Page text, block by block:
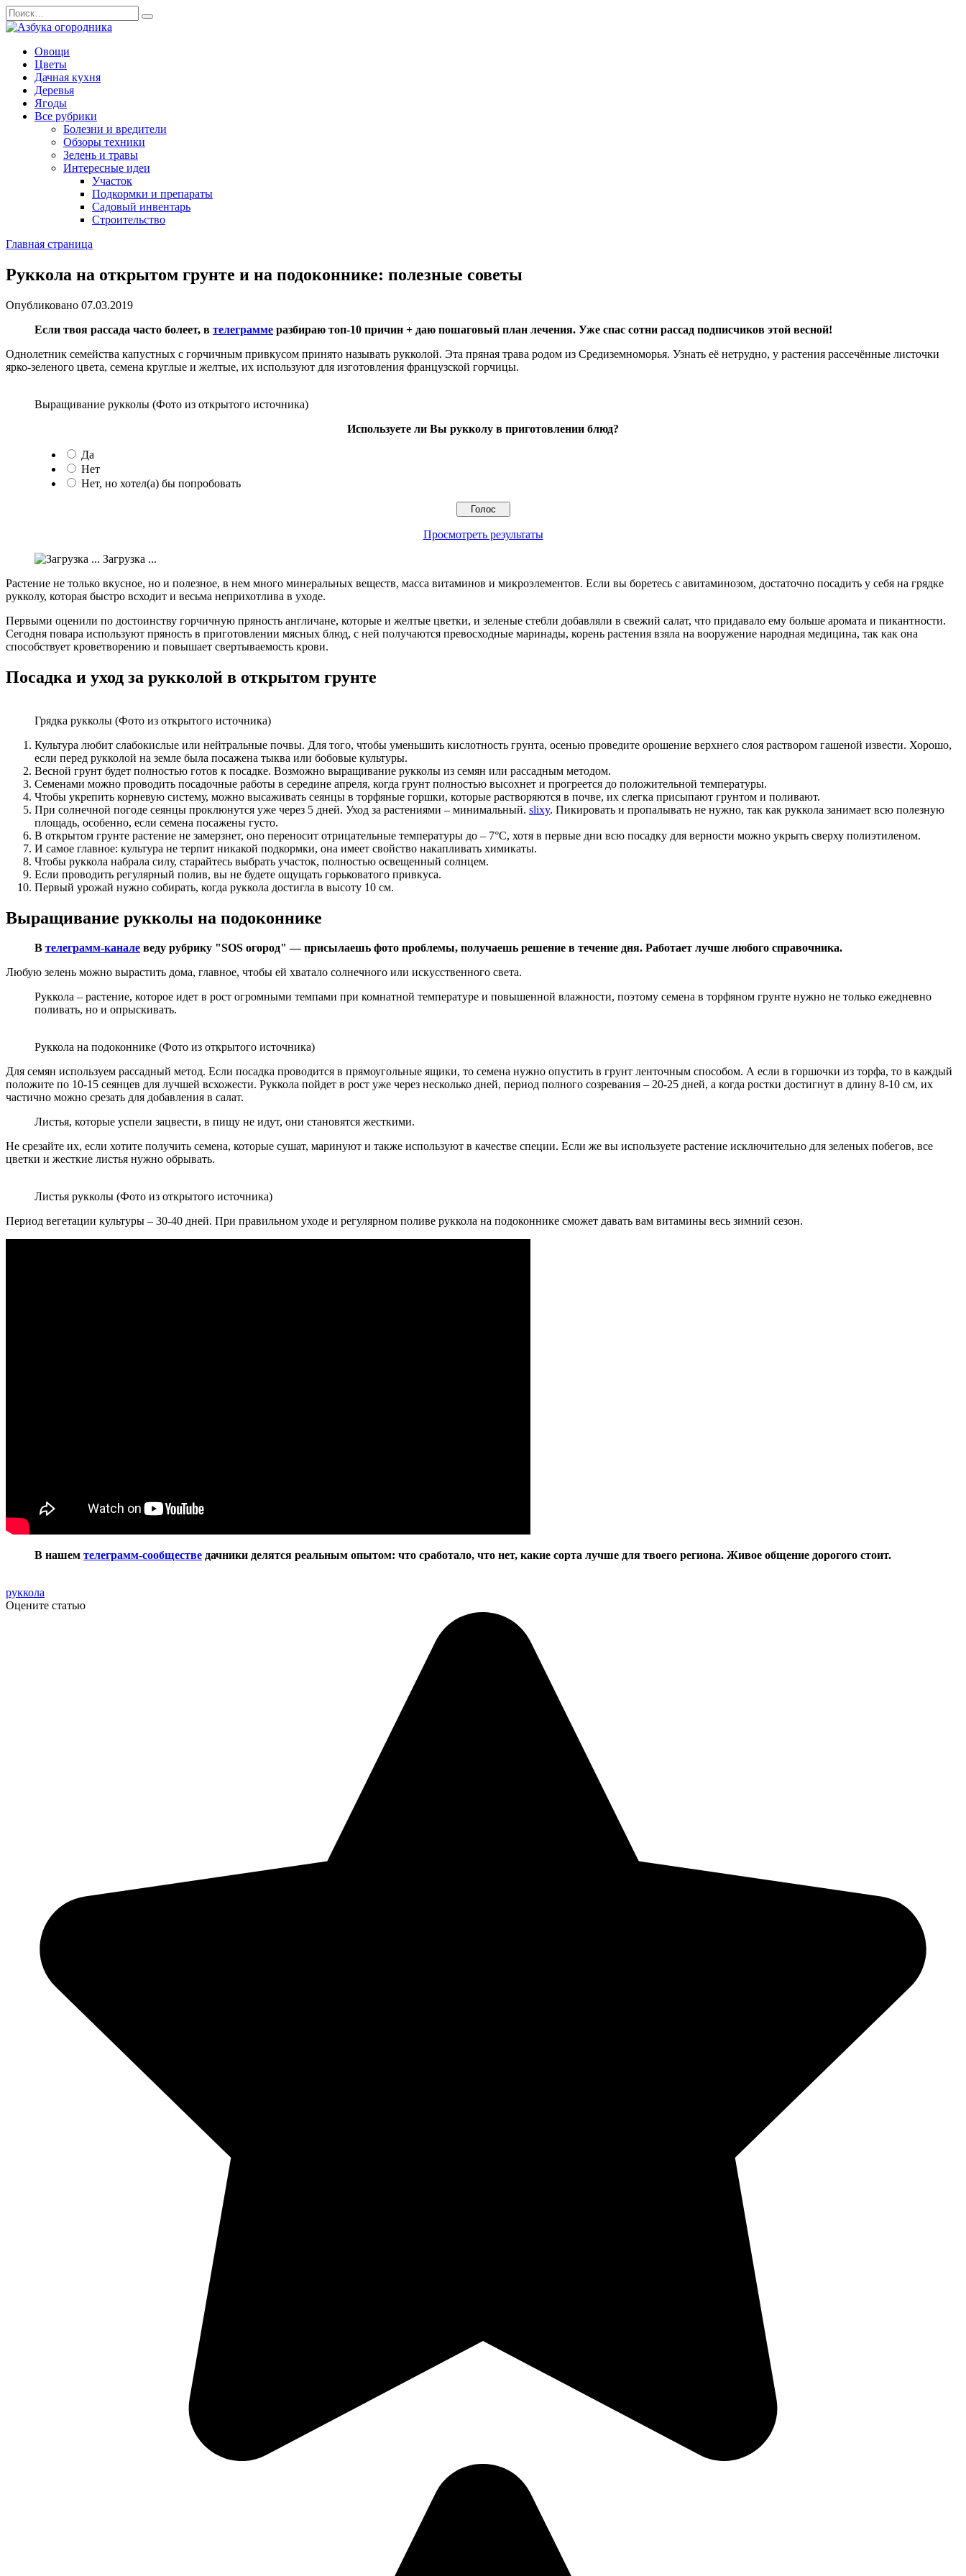
Перейти
к
содержанию
Search
for:
Овощи
Цветы
Дачная кухня
Деревья
Ягоды
Все рубрики
Болезни и вредители
Обзоры техники
Зелень и травы
Интересные идеи
Участок
Подкормки и препараты
Садовый инвентарь
Строительство
Главная страница
Руккола на открытом грунте и на подоконнике: полезные советы
Опубликовано 07.03.2019
Если твоя рассада часто болеет, в телеграмме разбираю топ-10 причин + даю пошаговый план лечения. Уже спас сотни рассад подписчиков этой весной!
Однолетник семейства капустных с горчичным привкусом принято называть рукколой. Эта пряная трава родом из Средиземноморья. Узнать её нетрудно, у растения рассечённые листочки
ярко-зеленого цвета, семена круглые и желтые, их используют для изготовления французской горчицы.
Выращивание рукколы (Фото из открытого источника)
Используете ли Вы рукколу в приготовлении блюд?
Да
Нет
Нет, но хотел(а) бы попробовать
Просмотреть результаты
Загрузка ...
Растение не только вкусное, но и полезное, в нем много минеральных веществ, масса витаминов и микроэлементов. Если вы боретесь с авитаминозом, достаточно посадить у себя на грядке
рукколу, которая быстро всходит и весьма неприхотлива в уходе.
Первыми оценили по достоинству горчичную пряность англичане, которые и желтые цветки, и зеленые стебли добавляли в свежий салат, что придавало ему больше аромата и пикантности.
Сегодня повара используют пряность в приготовлении мясных блюд, с ней получаются превосходные маринады, корень растения взяла на вооружение народная медицина, так как она
способствует кроветворению и повышает свертываемость крови.
Посадка и уход за рукколой в открытом грунте
Грядка рукколы (Фото из открытого источника)
Культура любит слабокислые или нейтральные почвы. Для того, чтобы уменьшить кислотность грунта, осенью проведите орошение верхнего слоя раствором гашеной извести. Хорошо,
если перед рукколой на земле была посажена тыква или бобовые культуры.
Весной грунт будет полностью готов к посадке. Возможно выращивание рукколы из семян или рассадным методом.
Семенами можно проводить посадочные работы в середине апреля, когда грунт полностью высохнет и прогреется до положительной температуры.
Чтобы укрепить корневую систему, можно высаживать сеянцы в торфяные горшки, которые растворяются в почве, их слегка присыпают грунтом и поливают.
При солнечной погоде сеянцы проклюнутся уже через 5 дней. Уход за растениями – минимальный. slixy. Пикировать и пропалывать не нужно, так как руккола занимает всю полезную
площадь, особенно, если семена посажены густо.
В открытом грунте растение не замерзнет, оно переносит отрицательные температуры до – 7°C, хотя в первые дни всю посадку для верности можно укрыть сверху полиэтиленом.
И самое главное: культура не терпит никакой подкормки, она имеет свойство накапливать химикаты.
Чтобы руккола набрала силу, старайтесь выбрать участок, полностью освещенный солнцем.
Если проводить регулярный полив, вы не будете ощущать горьковатого привкуса.
Первый урожай нужно собирать, когда руккола достигла в высоту 10 см.
Выращивание рукколы на подоконнике
В телеграмм-канале веду рубрику "SOS огород" — присылаешь фото проблемы, получаешь решение в течение дня. Работает лучше любого справочника.
Любую зелень можно вырастить дома, главное, чтобы ей хватало солнечного или искусственного света.
Руккола – растение, которое идет в рост огромными темпами при комнатной температуре и повышенной влажности, поэтому семена в торфяном грунте нужно не только ежедневно
поливать, но и опрыскивать.
Руккола на подоконнике (Фото из открытого источника)
Для семян используем рассадный метод. Если посадка проводится в прямоугольные ящики, то семена нужно опустить в грунт ленточным способом. А если в горшочки из торфа, то в каждый
положите по 10-15 сеянцев для лучшей всхожести. Руккола пойдет в рост уже через несколько дней, период полного созревания – 20-25 дней, а когда ростки достигнут в длину 8-10 см, их
частично можно срезать для добавления в салат.
Листья, которые успели зацвести, в пищу не идут, они становятся жесткими.
Не срезайте их, если хотите получить семена, которые сушат, маринуют и также используют в качестве специи. Если же вы используете растение исключительно для зеленых побегов, все
цветки и жесткие листья нужно обрывать.
Листья рукколы (Фото из открытого источника)
Период вегетации культуры – 30-40 дней. При правильном уходе и регулярном поливе руккола на подоконнике сможет давать вам витамины весь зимний сезон.
В нашем телеграмм-сообществе дачники делятся реальным опытом: что сработало, что нет, какие сорта лучше для твоего региона. Живое общение дорогого стоит.
руккола
Оцените статью